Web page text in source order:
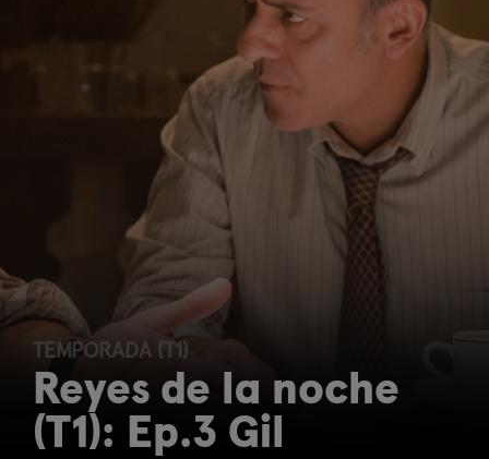
TEMPORADA (T1)
Reyes de la noche
(T1): Ep.3 Gil